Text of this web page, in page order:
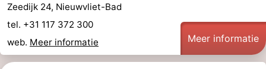
Zeedijk 24, Nieuwvliet-Bad
tel. +31 117 372 300
web. Meer informatie Meer informatie